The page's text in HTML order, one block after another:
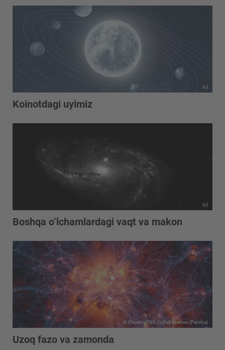
(c)
Koinotdagi uyimiz
(c)
Boshqa o’lchamlardagi vaqt va makon
© IllustrisTNG Collaboration (Parcha)
Uzoq fazo va zamonda